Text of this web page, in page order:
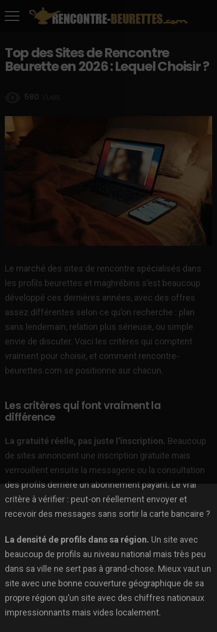
Top des Sites de Rencontre
Beurette en 2026 : Lequel Choisir ?
Le marché des sites de rencontre spécialisés dans
les profils beurettes et maghrébins s’est beaucoup
développé ces dernières années, avec des offres
assez différentes selon ce qu’on recherche : plan
sans lendemain, relation plus sérieuse, ou simple
envie de discuter. Voici les critères qui comptent
vraiment pour choisir, et comment rencontre-
beurettes.com se positionne sur chacun.
Les critères qui font vraiment la
différence
La gratuité réelle, pas juste l’inscription. Beaucoup
de sites annoncent une inscription gratuite mais
verrouillent ensuite la messagerie ou la consultation
des profils derrière un abonnement payant. Le vrai
critère à vérifier : peut-on réellement envoyer et
recevoir des messages sans sortir la carte bancaire ?
La densité de profils dans sa région. Un site avec
beaucoup de profils au niveau national mais très peu
dans sa ville ne sert pas à grand-chose. Mieux vaut un
site avec une bonne couverture géographique de sa
propre région qu’un site avec des chiffres nationaux
impressionnants mais vides localement.